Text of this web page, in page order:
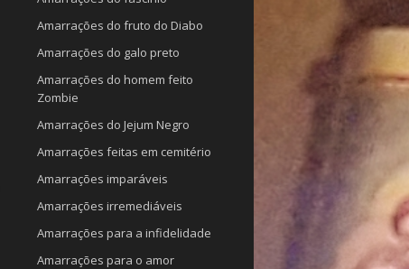
Amarrações do fruto do Diabo
Amarrações do galo preto
Amarrações do homem feito
Zombie
Amarrações do Jejum Negro
Amarrações feitas em cemitério
Amarrações imparáveis
Amarrações irremediáveis
Amarrações para a infidelidade
Amarrações para o amor